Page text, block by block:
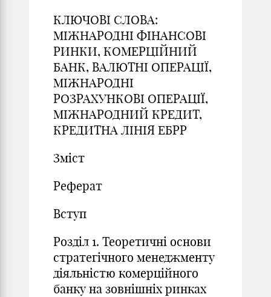
КЛЮЧОВІ СЛОВА:
МІЖНАРОДНІ ФІНАНСОВІ
РИНКИ, КОМЕРЦІЙНИЙ
БАНК, ВАЛЮТНІ ОПЕРАЦІЇ,
МІЖНАРОДНІ
РОЗРАХУНКОВІ ОПЕРАЦІЇ,
МІЖНАРОДНИЙ КРЕДИТ,
КРЕДИТНА ЛІНІЯ ЕБРР
Зміст
Реферат
Вступ
Розділ 1. Теоретичні основи
стратегічного менеджменту
діяльністю комерційного
банку на зовнішніх ринках